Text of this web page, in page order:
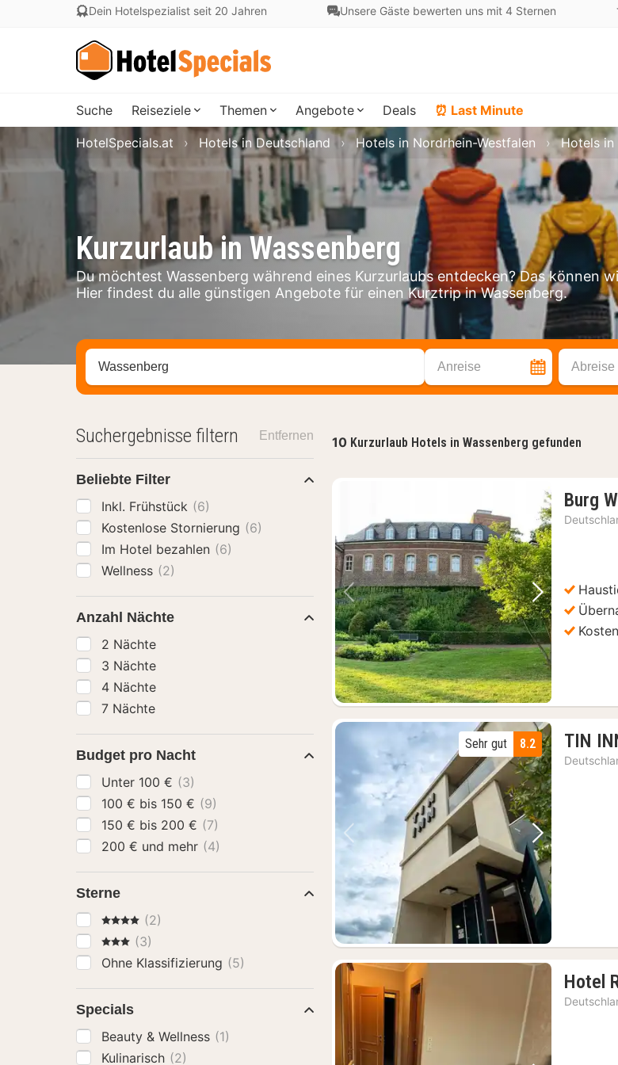
Dein Hotelspezialist seit 20 Jahren Unsere Gäste bewerten uns mit 4 Sternen
Suche Reiseziele Themen Angebote Deals ⏰ Last Minute
Kurzurlaub in Wassenberg
Du möchtest Wassenberg während eines Kurzurlaubs entdecken? Das können
Hier findest du alle günstigen Angebote für einen Kurztrip in Wassenberg.
HotelSpecials.at Hotels in Deutschland Hotels in Nordrhein-Westfalen Hotels in
Stadt, Region oder Hotel suchen Anreise Abreise
10 Kurzurlaub Hotels in Wassenberg gefunden
Vorheriges Bild Nächstes
Burg
Vorheriges Bild Nächstes
8.2
Sehr gut TIN
Hotel
Suchergebnisse filtern Entfernen
Beliebte Filter
Inkl. Frühstück (6)
Kostenlose Stornierung (6)
Im Hotel bezahlen (6)
Wellness (2)
Anzahl Nächte
2 Nächte
3 Nächte
4 Nächte
7 Nächte
Budget pro Nacht
Unter 100 € (3)
100 € bis 150 € (9)
150 € bis 200 € (7)
200 € und mehr (4)
Sterne
4 Sterne(2)
3 Sterne
(3)
Ohne Klassifizierung (5)
Specials
Beauty & Wellness (1)
Kulinarisch (2)